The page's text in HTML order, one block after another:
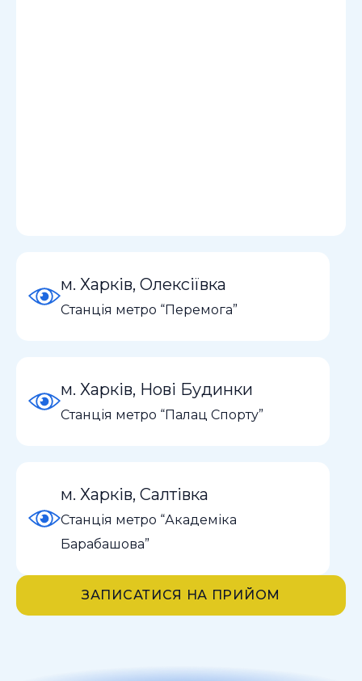
м. Харків, Олексіївка
Станція метро “Перемога”
м. Харків, Нові Будинки
Станція метро “Палац Спорту”
м. Харків, Салтівка
Станція метро “Академіка
Барабашова”
ЗАПИСАТИСЯ НА ПРИЙОМ